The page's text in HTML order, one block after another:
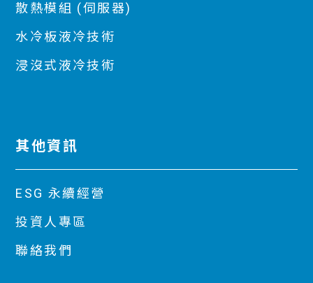
散熱模組 (伺服器)
水冷板液冷技術
浸沒式液冷技術
其他資訊
ESG 永續經營
投資人專區
聯絡我們